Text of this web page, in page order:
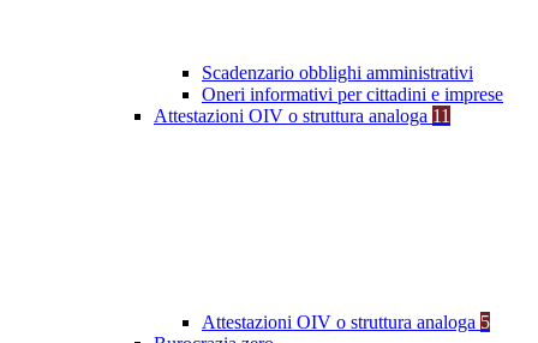
Scadenzario obblighi amministrativi
Oneri informativi per cittadini e imprese
Attestazioni OIV o struttura analoga 11
Attestazioni OIV o struttura analoga 5